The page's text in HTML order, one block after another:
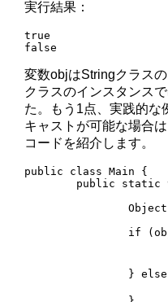
実行結果：
true
変数objはStringクラス
クラスのインスタンス
た。もう1点、実践的な
キャストが可能な場合
コードを紹介します。
public class Main {
		Object obj = "samurai";